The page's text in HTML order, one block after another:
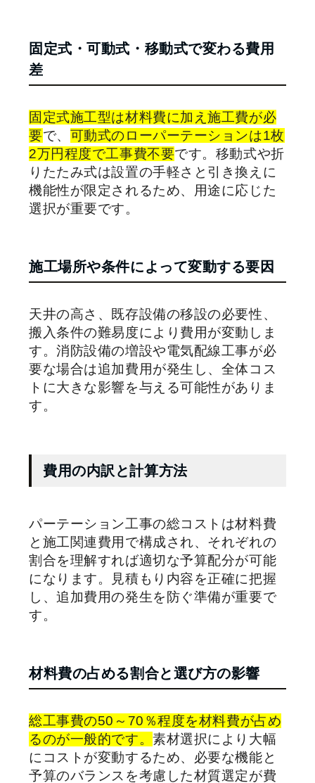
固定式・可動式・移動式で変わる費用
差
固定式施工型は材料費に加え施工費が必
要で、 可動式のローパーテーションは1枚
2万円程度で工事費不要です。移動式や折
りたたみ式は設置の手軽さと引き換えに
機能性が限定されるため、用途に応じた
選択が重要です。
施工場所や条件によって変動する要因
天井の高さ、既存設備の移設の必要性、
搬入条件の難易度により費用が変動しま
す。消防設備の増設や電気配線工事が必
要な場合は追加費用が発生し、全体コス
トに大きな影響を与える可能性がありま
す。
費用の内訳と計算方法
パーテーション工事の総コストは材料費
と施工関連費用で構成され、それぞれの
割合を理解すれば適切な予算配分が可能
になります。見積もり内容を正確に把握
し、追加費用の発生を防ぐ準備が重要で
す。
材料費の占める割合と選び方の影響
総工事費の50～70％程度を材料費が占め
るのが一般的です。素材選択により大幅
にコストが変動するため、必要な機能と
予算のバランスを考慮した材質選定が費